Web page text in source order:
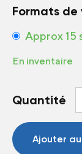
Formats
Approx 15
En inventaire
Quantité
Ajouter